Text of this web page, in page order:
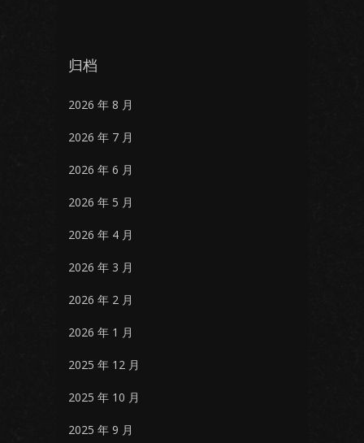
归档
2026 年 8 月
2026 年 7 月
2026 年 6 月
2026 年 5 月
2026 年 4 月
2026 年 3 月
2026 年 2 月
2026 年 1 月
2025 年 12 月
2025 年 10 月
2025 年 9 月